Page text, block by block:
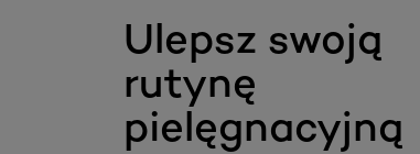
Ulepsz swoją
rutynę
pielęgnacyjną